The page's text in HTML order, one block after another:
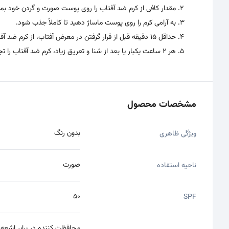
مقدار کافی از کرم ضد آفتاب را روی پوست صورت و گردن خود
به آرامی کرم را روی پوست ماساژ دهید تا کاملاً جذب شود.
حداقل 15 دقیقه قبل از قرار گرفتن در معرض آفتاب، از کرم ضد آفتاب استفاده کنید.
هر 2 ساعت یکبار یا بعد از شنا و تعریق زیاد، کرم ضد آفتاب را تجدید کنید.
مشخصات محصول
ویژگی ظاهری بدون رنگ
ناحیه استفاده صورت
SPF
50